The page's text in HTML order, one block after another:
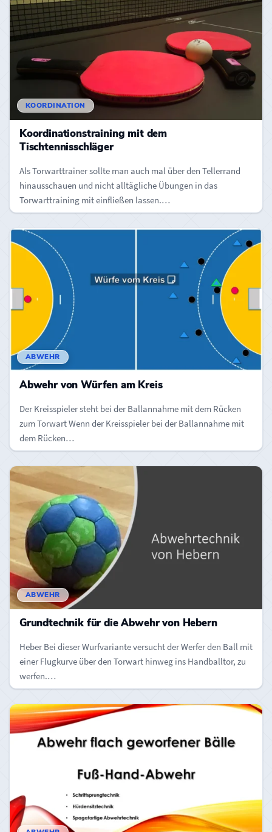
KOORDINATION
Koordinationstraining mit dem
Tischtennisschläger
Als Torwarttrainer sollte man auch mal über den Tellerrand
hinausschauen und nicht alltägliche Übungen in das
Torwarttraining mit einfließen lassen.…
ABWEHR
Abwehr von Würfen am Kreis
Der Kreisspieler steht bei der Ballannahme mit dem Rücken
zum Torwart Wenn der Kreisspieler bei der Ballannahme mit
dem Rücken…
ABWEHR
Grundtechnik für die Abwehr von Hebern
Heber Bei dieser Wurfvariante versucht der Werfer den Ball mit
einer Flugkurve über den Torwart hinweg ins Handballtor, zu
werfen.…